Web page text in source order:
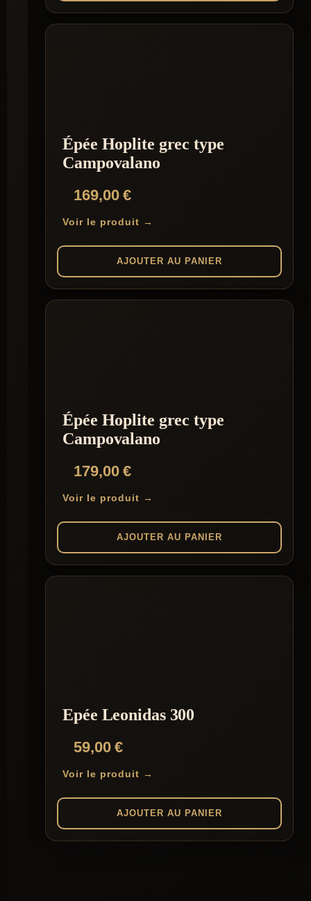
Épée Hoplite grec type
Campovalano
169,00€
Voir le produit →
AJOUTER AU PANIER
Épée Hoplite grec type
Campovalano
179,00€
Voir le produit →
AJOUTER AU PANIER
Epée Leonidas 300
59,00€
Voir le produit →
AJOUTER AU PANIER